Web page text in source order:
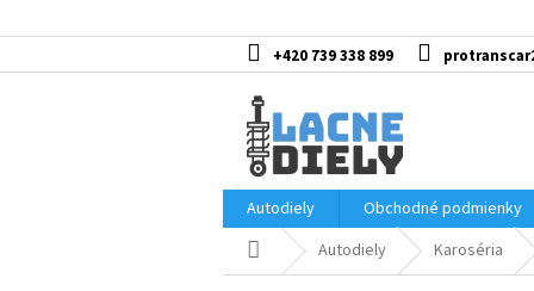
na
+420 739 338 899
Autodiely
Obchodné podmienky
DomovAutodiely Karoséria